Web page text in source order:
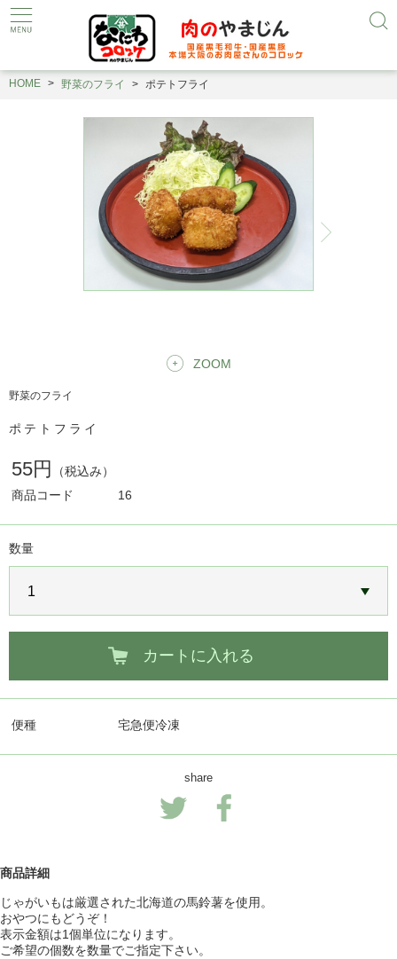
HOME 野菜のフライ ポテトフライ
ZOOM
野菜のフライ
ポテトフライ
55円
（税込み）
商品コード
16
数量
カートに入れる
便種 宅急便冷凍
share
商品詳細
じゃがいもは厳選された北海道の馬鈴薯を使用。
おやつにもどうぞ！
表示金額は1個単位になります。
ご希望の個数を数量でご指定下さい。